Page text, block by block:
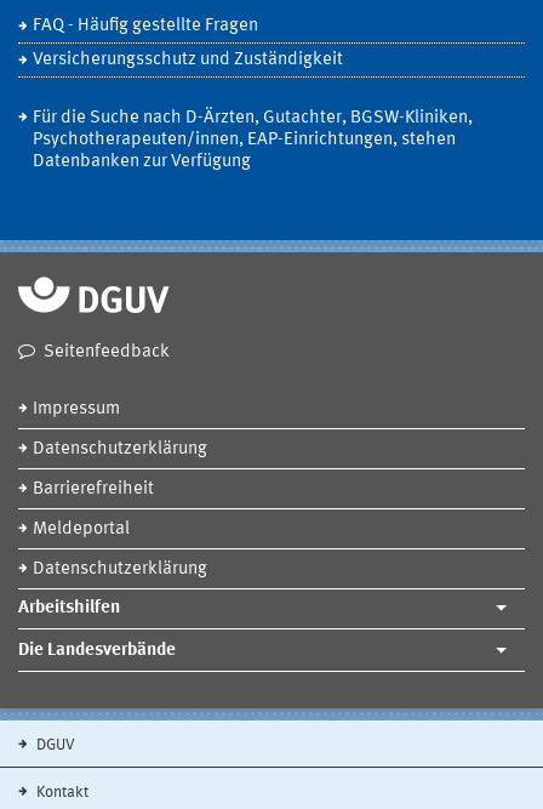
FAQ - Häufig gestellte Fragen
Versicherungsschutz und Zuständigkeit
Für die Suche nach D-Ärzten, Gutachter, BGSW-Kliniken,
Psychotherapeuten/innen, EAP-Einrichtungen, stehen
Datenbanken zur Verfügung
Seitenfeedback
Impressum
Datenschutzerklärung
Barrierefreiheit
Meldeportal
Datenschutzerklärung
Arbeitshilfen
Die Landesverbände
DGUV
Kontakt